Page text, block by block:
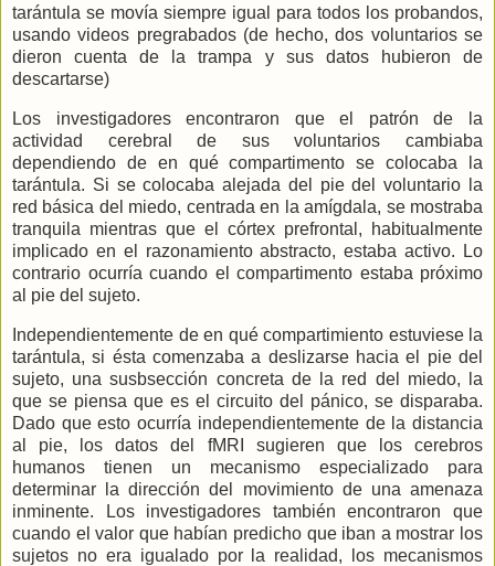
tarántula se movía siempre igual para todos los probandos,
usando videos pregrabados (de hecho, dos voluntarios se
dieron cuenta de la trampa y sus datos hubieron de
descartarse)
Los investigadores encontraron que el patrón de la
actividad cerebral de sus voluntarios cambiaba
dependiendo de en qué compartimento se colocaba la
tarántula. Si se colocaba alejada del pie del voluntario la
red básica del miedo, centrada en la amígdala, se mostraba
tranquila mientras que el córtex prefrontal, habitualmente
implicado en el razonamiento abstracto, estaba activo. Lo
contrario ocurría cuando el compartimento estaba próximo
al pie del sujeto.
Independientemente de en qué compartimiento estuviese la
tarántula, si ésta comenzaba a deslizarse hacia el pie del
sujeto, una susbsección concreta de la red del miedo, la
que se piensa que es el circuito del pánico, se disparaba.
Dado que esto ocurría independientemente de la distancia
al pie, los datos del fMRI sugieren que los cerebros
humanos tienen un mecanismo especializado para
determinar la dirección del movimiento de una amenaza
inminente. Los investigadores también encontraron que
cuando el valor que habían predicho que iban a mostrar los
sujetos no era igualado por la realidad, los mecanismos